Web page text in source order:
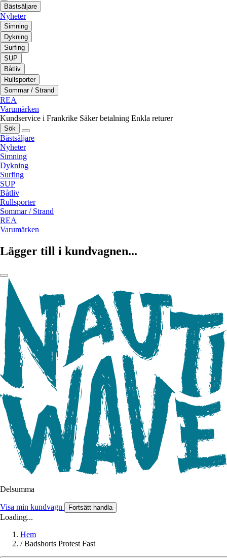
Bästsäljare
Nyheter
Simning
Dykning
Surfing
SUP
Båtliv
Rullsporter
Sommar / Strand
REA
Varumärken
Kundservice i Frankrike Säker betalning Enkla returer
Sök
Bästsäljare
Nyheter
Simning
Dykning
Surfing
SUP
Båtliv
Rullsporter
Sommar / Strand
REA
Varumärken
Lägger till i kundvagnen...
Delsumma
Visa min kundvagn Fortsätt handla
Loading...
Hem
/ Badshorts Protest Fast